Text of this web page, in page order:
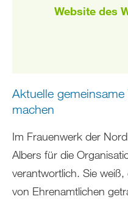
Website des
Aktuelle
machen
Im Frauenwerk der
Albers für die
verantwortlich. Sie
von Ehrenamtlichen